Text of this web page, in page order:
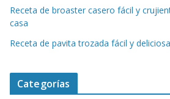
Receta de broaster casero fácil y
casa
Receta de pavita trozada fácil y
Categorías